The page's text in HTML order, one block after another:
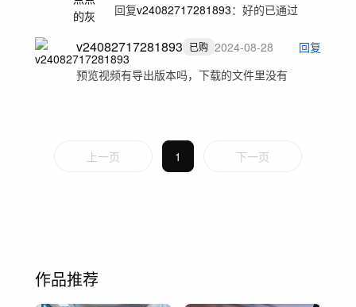
回复v24082717281893： 好的已通过
v24082717281893 已购 2024-08-28
回复
预览视频有导出版本吗，下载的文件里没有
上一页 1 下一页
作品推荐